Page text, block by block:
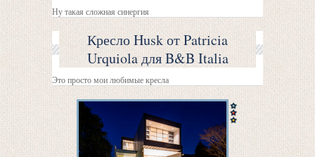
Ну такая сложная синергия
Кресло Husk от Patricia
Urquiola для B&B Italia
Это просто мои любимые кресла